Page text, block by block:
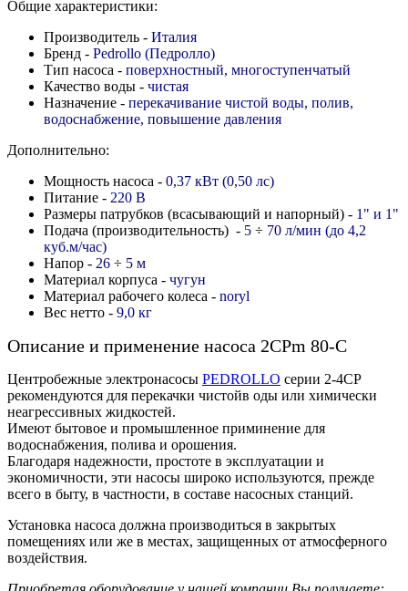
Общие характеристики:
Производитель - Италия
Бренд - Pedrollo (Педролло)
Тип насоса - поверхностный, многоступенчатый
Качество воды - чистая
Назначение - перекачивание чистой воды, полив,
водоснабжение, повышение давления
Дополнительно:
Мощность насоса - 0,37 кВт (0,50 лс)
Питание - 220 В
Размеры патрубков (всасывающий и напорный) - 1" и 1"
Подача (производительность) - 5 ÷ 70 л/мин (до 4,2
куб.м/час)
Напор - 26 ÷ 5 м
Материал корпуса - чугун
Материал рабочего колеса - noryl
Вес нетто - 9,0 кг
Описание и применение насоса 2CPm 80-C
Центробежные электронасосы PEDROLLO серии 2-4СР
рекомендуются для перекачки чистойв оды или химически
неагрессивных жидкостей.
Имеют бытовое и промышленное приминение для
водоснабжения, полива и орошения.
Благодаря надежности, простоте в эксплуатации и
экономичности, эти насосы широко используются, прежде
всего в быту, в частности, в составе насосных станций.
Установка насоса должна производиться в закрытых
помещениях или же в местах, защищенных от атмосферного
воздействия.